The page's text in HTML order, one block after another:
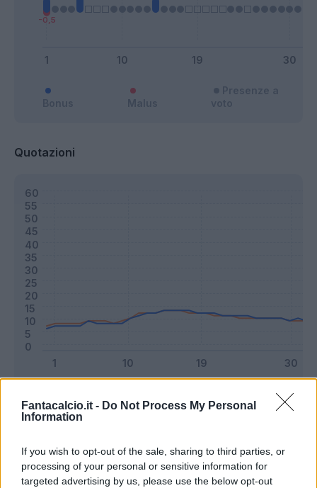
Fantacalcio.it - Do Not Process My Personal
Information
If you wish to opt-out of the sale, sharing to third parties, or
processing of your personal or sensitive information for
targeted advertising by us, please use the below opt-out
Quotazioni
Riepilogo stagione
Titolare 28 - 73